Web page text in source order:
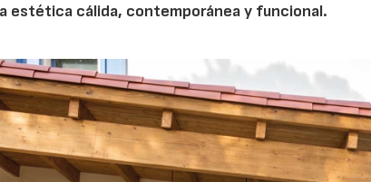
estética cálida, contemporánea y funcional.